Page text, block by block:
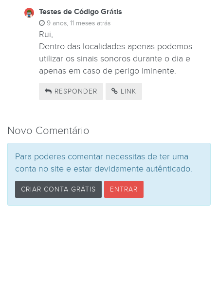
Testes de Código Grátis
9 anos, 11 meses atrás
Rui,
Dentro das localidades apenas podemos
utilizar os sinais sonoros durante o dia e
apenas em caso de perigo iminente.
RESPONDER LINK
Novo Comentário
Para poderes comentar necessitas de ter uma
conta no site e estar devidamente autênticado.
CRIAR CONTA GRÁTIS ENTRAR